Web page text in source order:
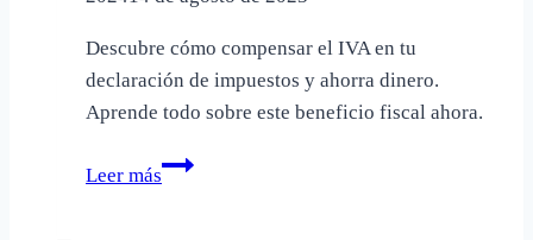
Descubre cómo compensar el IVA en tu
declaración de impuestos y ahorra dinero.
Aprende todo sobre este beneficio fiscal ahora.
Leer más
Declaración